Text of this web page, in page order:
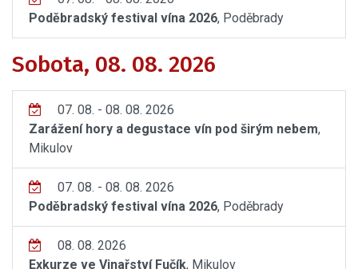
Poděbradský festival vína 2026, Poděbrady
Sobota, 08. 08. 2026
07. 08. - 08. 08. 2026
Zarážení hory a degustace vín pod širým nebem,
Mikulov
07. 08. - 08. 08. 2026
Poděbradský festival vína 2026, Poděbrady
08. 08. 2026
Exkurze ve Vinařství Fučík, Mikulov